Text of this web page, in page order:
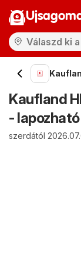
Kaufland
-
szerdától